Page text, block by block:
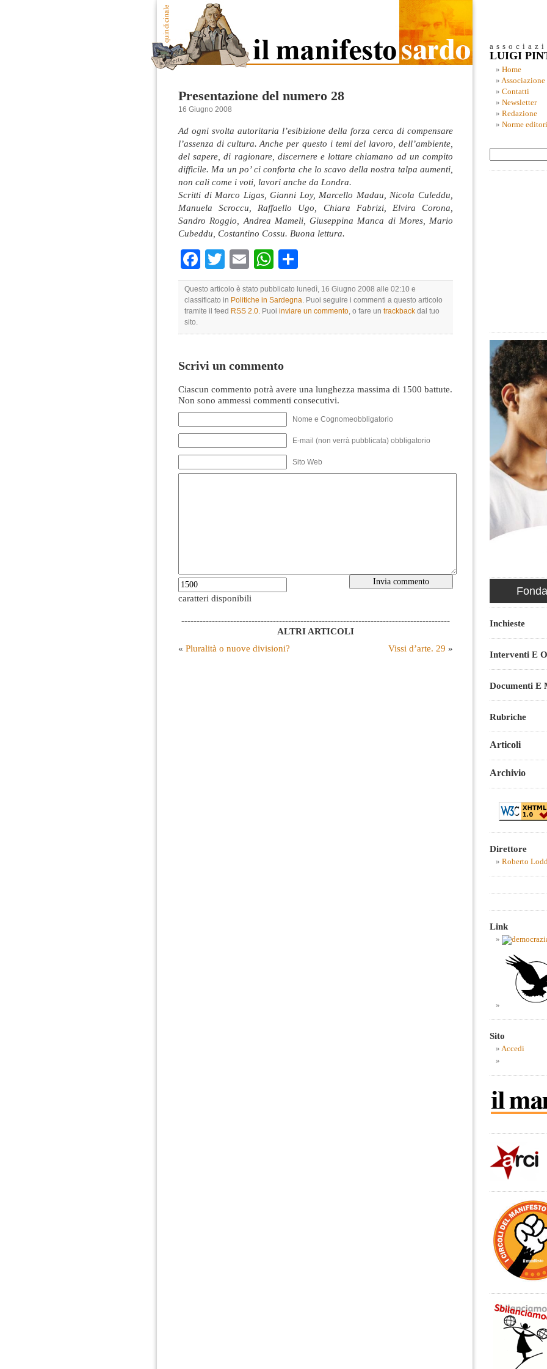
Presentazione del numero 28
16 Giugno 2008
Ad ogni svolta autoritaria l’esibizione della forza cerca di compensare
l’assenza di cultura. Anche per questo i temi del lavoro, dell’ambiente,
del sapere, di ragionare, discernere e lottare chiamano ad un compito
difficile. Ma un po’ ci conforta che lo scavo della nostra talpa aumenti,
non cali come i voti, lavori anche da Londra.
Scritti di Marco Ligas, Gianni Loy, Marcello Madau, Nicola Culeddu,
Manuela Scroccu, Raffaello Ugo, Chiara Fabrizi, Elvira Corona,
Sandro Roggio, Andrea Mameli, Giuseppina Manca di Mores, Mario
Cubeddu, Costantino Cossu. Buona lettura.
Facebook
TwitterEmailWhatsApp
Questo articolo è stato pubblicato lunedì, 16 Giugno 2008 alle 02:10 e
classificato in Politiche in Sardegna. Puoi seguire i commenti a questo articolo
tramite il feed RSS 2.0. Puoi inviare un commento, o fare un trackback dal tuo
sito.
Scrivi un commento
Ciascun commento potrà avere una lunghezza massima di 1500 battute.
Non sono ammessi commenti consecutivi.
Nome e Cognomeobbligatorio
E-mail (non verrà pubblicata) obbligatorio
Sito Web
caratteri disponibili
----------------------------------------------------------------------------------------
ALTRI ARTICOLI
« Pluralità o nuove divisioni? Vissi d’arte. 29 »
LUIGI
Home
Associazione
Contatti
Newsletter
Redazione
Norme
Inchieste
Interventi E
Documenti E
Rubriche
Articoli
Archivio
Direttore
Roberto
Link
Sito
Accedi